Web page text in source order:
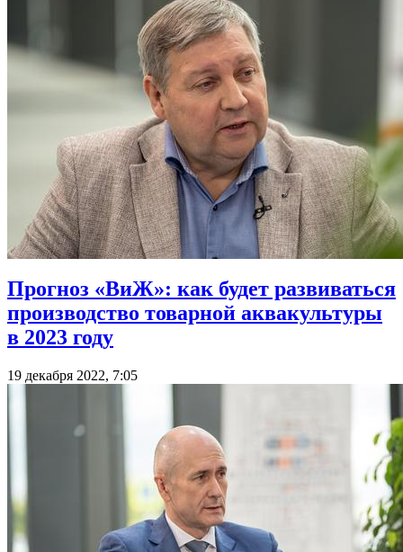
Прогноз «ВиЖ»: как будет развиваться
производство товарной аквакультуры
в 2023 году
19 декабря 2022, 7:05